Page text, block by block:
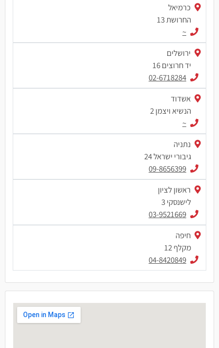
כרמיאל
החרושת 13
~
ירושלים
יד חרוצים 16
02-6718284
אשדוד
הנשיא ויצמן 2
~
נתניה
גיבורי ישראל 24
09-8656399
ראשון לציון
לישנסקי 3
03-9521669
חיפה
מקלף 12
04-8420849